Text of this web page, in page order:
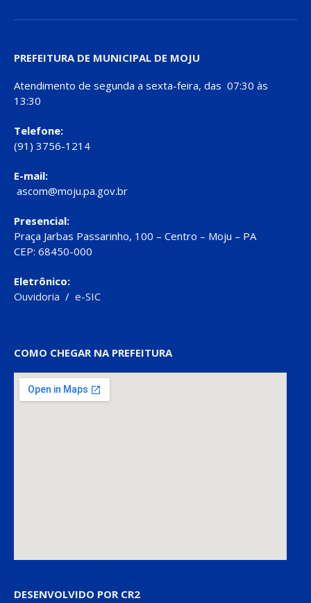
PREFEITURA DE MUNICIPAL DE MOJU
Atendimento de segunda a sexta-feira, das 07:30 às
13:30
Telefone:
(91) 3756-1214
E-mail:
ascom@moju.pa.gov.br
Presencial:
Praça Jarbas Passarinho, 100 – Centro – Moju – PA
CEP: 68450-000
Eletrônico:
Ouvidoria / e-SIC
COMO CHEGAR NA PREFEITURA
DESENVOLVIDO POR CR2